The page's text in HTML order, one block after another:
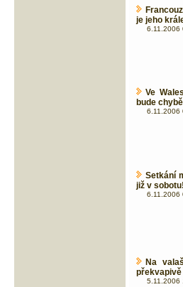
je jeho
6.11.2006
Ve
bude
6.11.2006
Setkání
již v
6.11.2006
Na
5.11.2006